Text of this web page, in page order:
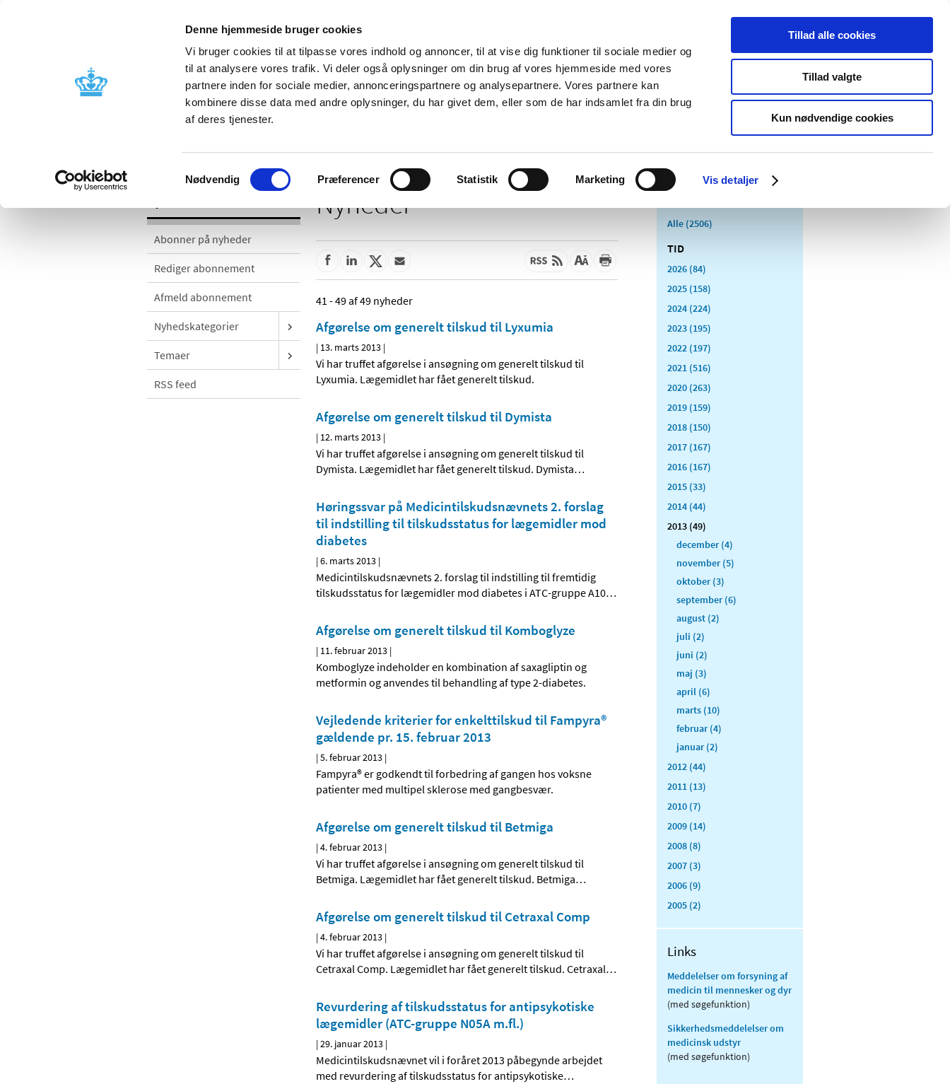
Denne hjemmeside bruger cookies
Vi bruger cookies til at tilpasse vores indhold og annoncer, til at vise dig funktioner til sociale medier og
til at analysere vores trafik. Vi deler også oplysninger om din brug af vores hjemmeside med vores
partnere inden for sociale medier, annonceringspartnere og analysepartnere. Vores partnere kan
kombinere disse data med andre oplysninger, du har givet dem, eller som de har indsamlet fra din brug
af deres tjenester.
Samtykkevalg
Nødvendig Præferencer Statistik Marketing Vis detaljer
Tillad alle cookies
Tillad valgte
Kun nødvendige cookies
Nyheder Om os Kontakt Udgivelser
Godkendelse og
Bivirkninger og
produktinformation
Tilskud og
Apoteker og salg af
Medicinsk
Særlige
produktområder
Abonner på nyheder
Rediger abonnement
Afmeld abonnement
Nyhedskategorier
Temaer
RSS feed
Nyheder
41 - 49 af 49 nyheder
Afgørelse om generelt tilskud til Lyxumia
| 13. marts 2013 |
Vi har truffet afgørelse i ansøgning om generelt tilskud til
Lyxumia. Lægemidlet har fået generelt tilskud.
Afgørelse om generelt tilskud til Dymista
| 12. marts 2013 |
Vi har truffet afgørelse i ansøgning om generelt tilskud til
Dymista. Lægemidlet har fået generelt tilskud. Dymista…
Høringssvar på Medicintilskuds­nævnets 2. forslag
til indstilling til tilskudsstatus for lægemidler mod
diabetes
|6. marts 2013 |
Medicintilskudsnævnets 2. forslag til indstilling til fremtidig
tilskudsstatus for lægemidler mod diabetes i ATC-gruppe A10…
Afgørelse om generelt tilskud til Komboglyze
| 11. februar 2013 |
Komboglyze indeholder en kombination af saxagliptin og
metformin og anvendes til behandling af type 2-diabetes.
Vejledende kriterier for enkelttilskud til Fampyra®
gældende pr. 15. februar 2013
|5. februar 2013 |
Fampyra® er godkendt til forbedring af gangen hos voksne
patienter med multipel sklerose med gangbesvær.
Afgørelse om generelt tilskud til Betmiga
|4. februar 2013 |
Vi har truffet afgørelse i ansøgning om generelt tilskud til
Betmiga. Lægemidlet har fået generelt tilskud. Betmiga…
Afgørelse om generelt tilskud til Cetraxal Comp
|4. februar 2013 |
Vi har truffet afgørelse i ansøgning om generelt tilskud til
Cetraxal Comp. Lægemidlet har fået generelt tilskud. Cetraxal…
Revurdering af tilskudsstatus for antipsykotiske
lægemidler (ATC-gruppe N05A m.fl.)
|29. januar 2013 |
Medicintilskudsnævnet vil i foråret 2013 påbegynde arbejdet
med revurdering af tilskudsstatus for antipsykotiske…
Alle (2506)
TID
2026 (84)
2025 (158)
2024 (224)
2023 (195)
2022 (197)
2021 (516)
2020 (263)
2019 (159)
2018 (150)
2017 (167)
2016 (167)
2015 (33)
2014 (44)
2013 (49)
december (4)
november (5)
oktober (3)
september (6)
august (2)
juli (2)
juni (2)
maj (3)
april (6)
marts (10)
februar (4)
januar (2)
2012 (44)
2011 (13)
2010 (7)
2009 (14)
2008 (8)
2007 (3)
2006 (9)
2005 (2)
Links
Meddelelser om forsyning af
medicin til mennesker og dyr
(med søgefunktion)
Sikkerhedsmeddelelser om
medicinsk udstyr
(med søgefunktion)